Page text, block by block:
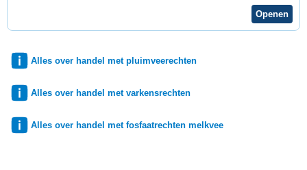
Alles over handel met pluimveerechten
Alles over handel met varkensrechten
Alles over handel met fosfaatrechten melkvee